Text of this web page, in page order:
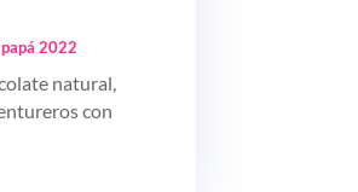
2022
natural,
con